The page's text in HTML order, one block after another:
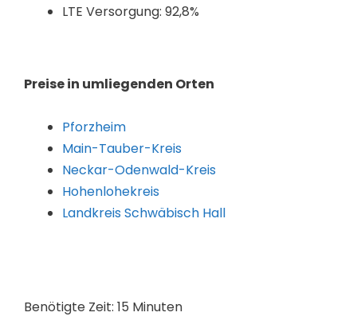
LTE Versorgung: 92,8%
Preise in umliegenden Orten
Pforzheim
Main-Tauber-Kreis
Neckar-Odenwald-Kreis
Hohenlohekreis
Landkreis Schwäbisch Hall
Benötigte Zeit: 15 Minuten